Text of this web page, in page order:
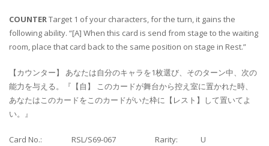
COUNTERTarget 1 of your characters, for the turn, it gains the
following ability. “[A] When this card is send from stage to the waiting
room, place that card back to the same position on stage in Rest.”
【カウンター】 あなたは自分のキャラを1枚選び、そのターン中、次の
能力を与える。『【自】 このカードが舞台から控え室に置かれた時、
あなたはこのカードをこのカードがいた枠に【レスト】して置いてよ
い。』
Card No.: RSL/S69-067 Rarity:
U